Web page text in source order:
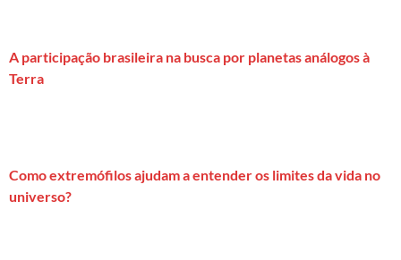
A participação brasileira na busca por planetas análogos à
Terra
Como extremófilos ajudam a entender os limites da vida no
universo?